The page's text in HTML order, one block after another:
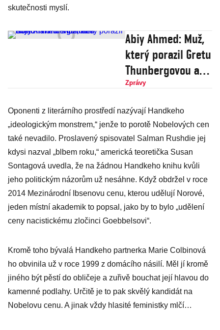
skutečnosti myslí.
Abiy Ahmed: Muž,
který porazil Gretu
Thunbergovou a
dojednal mír s
Zprávy
Oponenti z literárního prostředí nazývají Handkeho
„ideologickým monstrem,“ jenže to porotě Nobelových cen
také nevadilo. Proslavený spisovatel Salman Rushdie jej
kdysi nazval „blbem roku,“ americká teoretička Susan
Sontagová uvedla, že na žádnou Handkeho knihu kvůli
jeho politickým názorům už nesáhne. Když obdržel v roce
2014 Mezinárodní Ibsenovu cenu, kterou udělují Norové,
jeden místní akademik to popsal, jako by to bylo „udělení
ceny nacistickému zločinci Goebbelsovi“.
Kromě toho bývalá Handkeho partnerka Marie Colbinová
ho obvinila už v roce 1999 z domácího násilí. Měl jí kromě
jiného být pěstí do obličeje a zuřivě bouchat její hlavou do
kamenné podlahy. Určitě je to pak skvělý kandidát na
Nobelovu cenu. A jinak vždy hlasité feministky mlčí…